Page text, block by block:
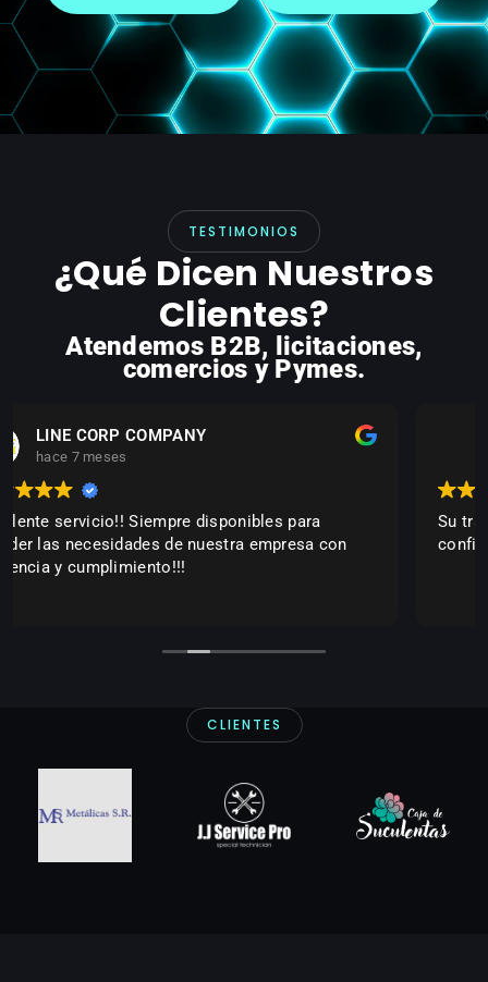
TESTIMONIOS
¿Qué Dicen Nuestros
Clientes?
Atendemos B2B, licitaciones,
comercios y Pymes.
Erika Senith Bello
hace 7 meses
Su trabajo es excelente, cumplidos y muy
confiables, los recomiendo ampliamente
CLIENTES